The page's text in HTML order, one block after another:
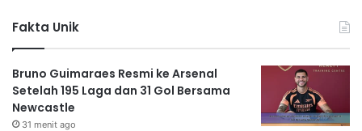
Fakta Unik
Bruno Guimaraes Resmi ke Arsenal
Setelah 195 Laga dan 31 Gol Bersama
Newcastle
31 menit ago